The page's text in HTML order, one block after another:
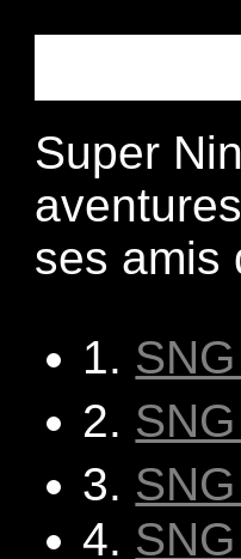
Super
ses amis
1.
2.
3.
4.